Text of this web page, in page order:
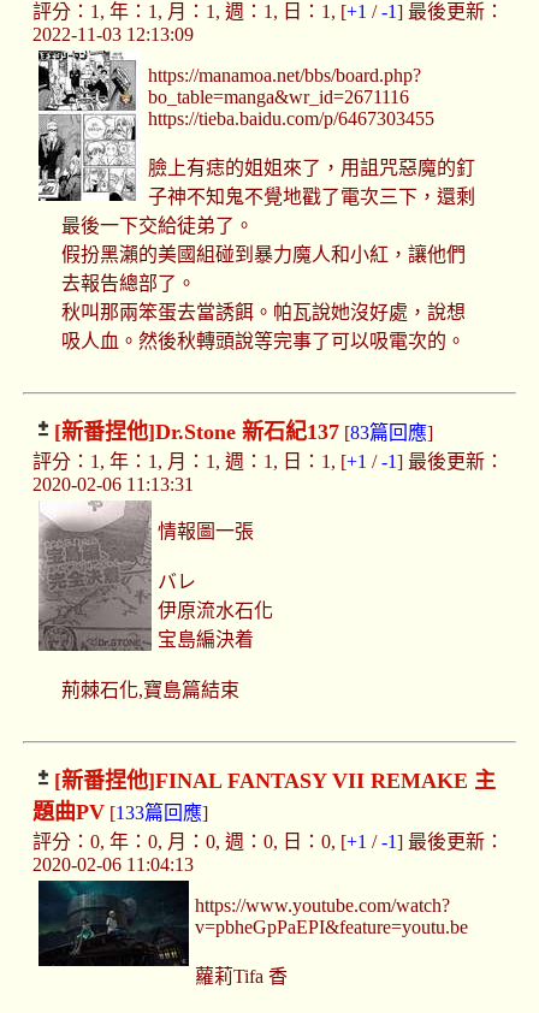
評分：1, 年：1, 月：1, 週：1, 日：1, [+1 /-1] 最後更新：
2022-11-03 12:13:09
https://manamoa.net/bbs/board.php?
bo_table=manga&wr_id=2671116
https://tieba.baidu.com/p/6467303455
臉上有痣的姐姐來了，用詛咒惡魔的釘
子神不知鬼不覺地戳了電次三下，還剩
最後一下交給徒弟了。
假扮黑瀨的美國組碰到暴力魔人和小紅，讓他們
去報告總部了。
秋叫那兩笨蛋去當誘餌。帕瓦說她沒好處，說想
吸人血。然後秋轉頭說等完事了可以吸電次的。
[新番捏他]Dr.Stone 新石紀137[83篇回應]
評分：1, 年：1, 月：1, 週：1, 日：1, [+1 /-1] 最後更新：
2020-02-06 11:13:31
情報圖一張
バレ
伊原流水石化
宝島編決着
荊棘石化,寶島篇結束
[新番捏他]FINAL FANTASY VII REMAKE 主
題曲PV[133篇回應]
評分：0, 年：0, 月：0, 週：0, 日：0, [+1 /-1] 最後更新：
2020-02-06 11:04:13
https://www.youtube.com/watch?
v=pbheGpPaEPI&feature=youtu.be
蘿莉Tifa 香